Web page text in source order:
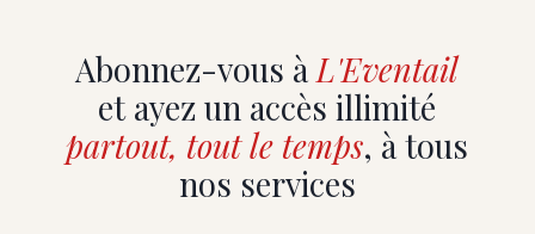
Abonnez-vous àL'Eventail
et ayez un accès illimité
partout, tout le temps, à tous
nos services